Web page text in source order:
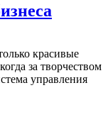
красивые
за творчеством
управления